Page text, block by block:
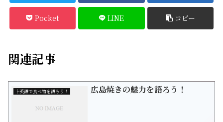
Pocket LINE コピー
関連記事
├英語で食べ物を語ろう！ 広島焼きの魅力を語ろう！